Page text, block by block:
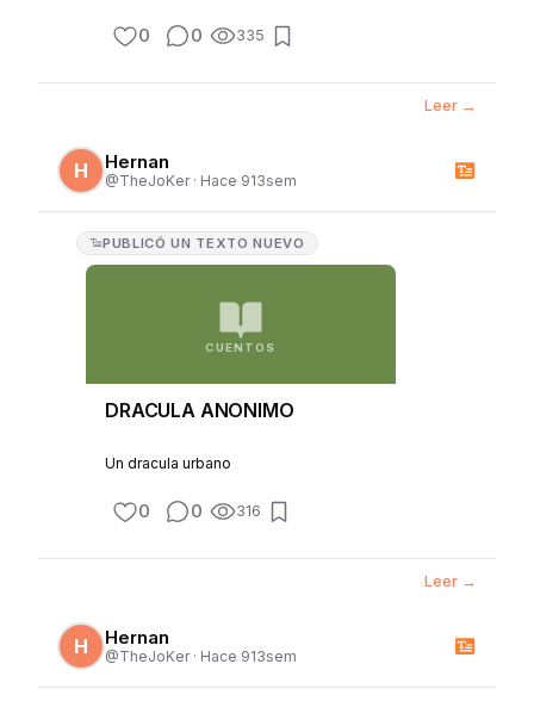
0 0 335
Leer →
H Hernan
@TheJoKer· Hace 913sem
PUBLICÓUN TEXTO NUEVO
CUENTOS
DRACULA ANONIMO
Un dracula urbano
0 0 316
Leer →
H Hernan
@TheJoKer· Hace 913sem